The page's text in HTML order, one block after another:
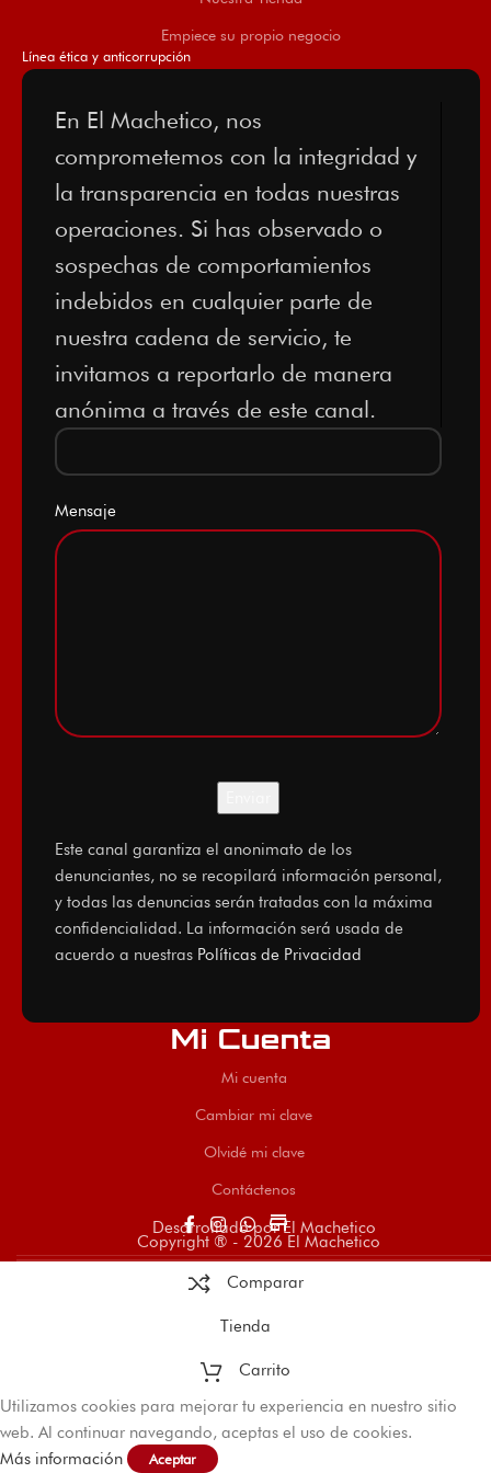
Empiece su propio negocio
Línea ética y anticorrupción
En El Machetico, nos
comprometemos con la integridad y
la transparencia en todas nuestras
operaciones. Si has observado o
sospechas de comportamientos
indebidos en cualquier parte de
nuestra cadena de servicio, te
invitamos a reportarlo de manera
anónima a través de este canal.
Mensaje
Este canal garantiza el anonimato de los
denunciantes, no se recopilará información personal,
y todas las denuncias serán tratadas con la máxima
confidencialidad. La información será usada de
acuerdo a nuestras Políticas de Privacidad
Mi Cuenta
Mi cuenta
Cambiar mi clave
Olvidé mi clave
Contáctenos
store
Desarrollado por El Machetico
Copyright ® - 2026 El Machetico
Comparar
Tienda
Carrito
Utilizamos cookies para mejorar tu experiencia en nuestro sitio
web. Al continuar navegando, aceptas el uso de cookies.
Más información
Aceptar